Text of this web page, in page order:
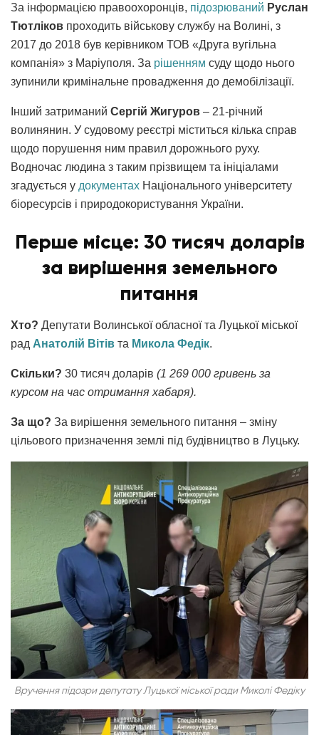
За інформацією правоохоронців, підозрюваний Руслан
Тютліков проходить військову службу на Волині, з
2017 до 2018 був керівником ТОВ «Друга вугільна
компанія» з Маріуполя. За рішенням суду щодо нього
зупинили кримінальне провадження до демобілізації.
Інший затриманий Сергій Жигуров – 21-річний
волинянин. У судовому реєстрі міститься кілька справ
щодо порушення ним правил дорожнього руху.
Водночас людина з таким прізвищем та ініціалами
згадується у документах Національного університету
біоресурсів і природокористування України.
Перше місце: 30 тисяч доларів
за вирішення земельного
питання
Хто? Депутати Волинської обласної та Луцької міської
рад Анатолій Вітів та Микола Федік.
Скільки? 30 тисяч доларів (1 269 000 гривень за
курсом на час отримання хабаря).
За що? За вирішення земельного питання – зміну
цільового призначення землі під будівництво в Луцьку.
Вручення підозри депутату Луцької міської ради Миколі Федіку